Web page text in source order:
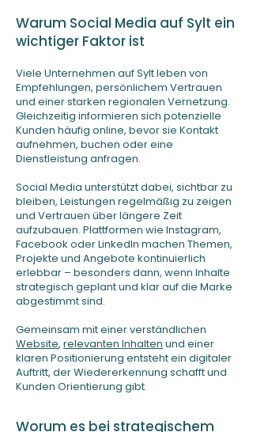
Warum Social Media auf Sylt ein
wichtiger Faktor ist
Viele Unternehmen auf Sylt leben von
Empfehlungen, persönlichem Vertrauen
und einer starken regionalen Vernetzung.
Gleichzeitig informieren sich potenzielle
Kunden häufig online, bevor sie Kontakt
aufnehmen, buchen oder eine
Dienstleistung anfragen.
Social Media unterstützt dabei, sichtbar zu
bleiben, Leistungen regelmäßig zu zeigen
und Vertrauen über längere Zeit
aufzubauen. Plattformen wie Instagram,
Facebook oder LinkedIn machen Themen,
Projekte und Angebote kontinuierlich
erlebbar – besonders dann, wenn Inhalte
strategisch geplant und klar auf die Marke
abgestimmt sind.
Gemeinsam mit einer verständlichen
Website, relevanten Inhalten und einer
klaren Positionierung entsteht ein digitaler
Auftritt, der Wiedererkennung schafft und
Kunden Orientierung gibt.
Worum es bei strategischem